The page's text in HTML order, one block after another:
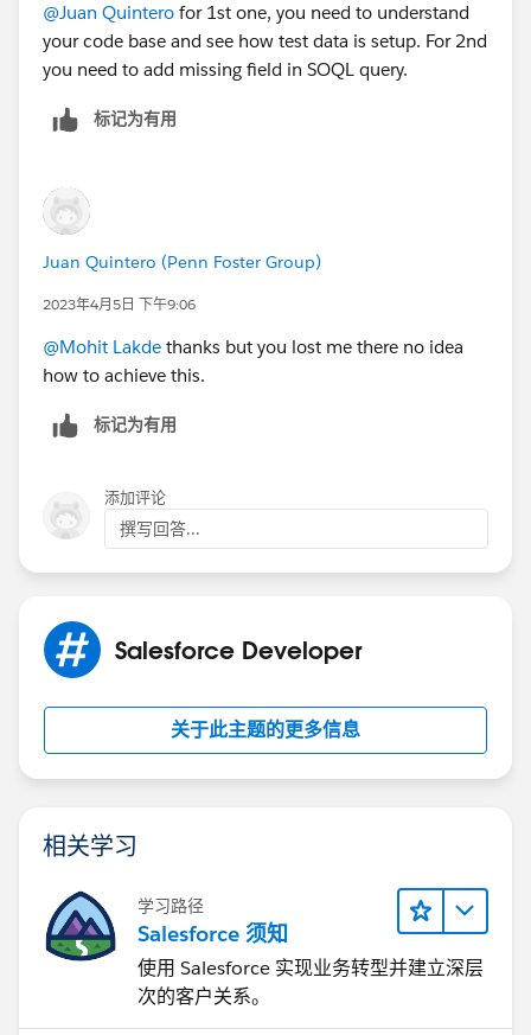
@Juan Quintero for 1st one, you need to understand
your code base and see how test data is setup. For 2nd
you need to add missing field in SOQL query.
标记为有用
Juan Quintero (Penn Foster Group)
2023年4月5日 下午9:06
@Mohit Lakde thanks but you lost me there no idea
how to achieve this.
标记为有用
添加评论
撰写回答...
Salesforce Developer
关于此主题的更多信息
相关学习
学习路径
Salesforce 须知
使用 Salesforce 实现业务转型并建立深层
次的客户关系。